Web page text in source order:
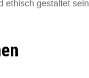
ethisch gestaltet